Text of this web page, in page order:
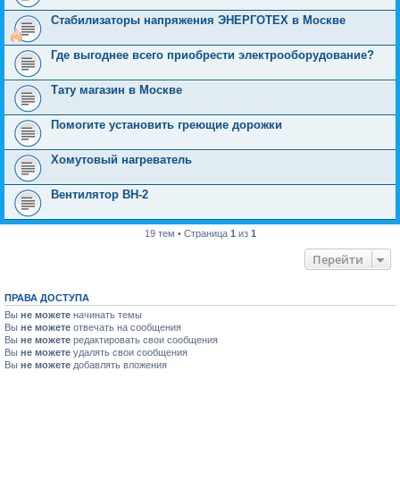
Стабилизаторы напряжения ЭНЕРГОТЕХ в Москве
Где выгоднее всего приобрести электрооборудование?
Тату магазин в Москве
Помогите установить греющие дорожки
Хомутовый нагреватель
Вентилятор ВН-2
19 тем • Страница 1 из 1
Перейти
ПРАВА ДОСТУПА
Вы не можете начинать темы
Вы не можете отвечать на сообщения
Вы не можете редактировать свои сообщения
Вы не можете удалять свои сообщения
Вы не можете добавлять вложения